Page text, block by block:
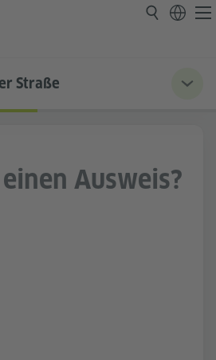
Straße
Ausweis?